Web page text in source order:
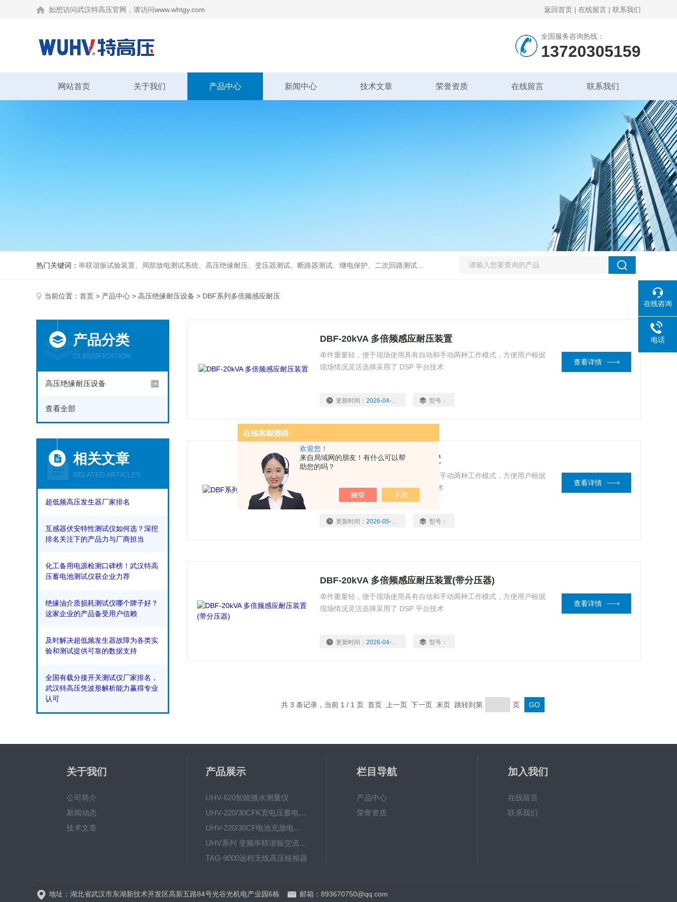
欢迎您！
来自局域网的朋友！有什么可以帮
助您的吗？
如想访问武汉特高压官网，请访问www.whtgy.com 返回首页 | 在线留言 | 联系我们
全国服务咨询热线：
13720305159
网站首页 关于我们 产品中心 新闻中心 技术文章 荣誉资质 在线留言 联系我们
热门关键词： 串联谐振试验装置、局部放电测试系统、高压绝缘耐压、变压器测试、断路器测试、继电保护、二次回路测试、电
当前位置： 首页 > 产品中心 > 高压绝缘耐压设备 > DBF系列多倍频感应耐压
产品分类
CLASSIFICATION
高压绝缘耐压设备
查看全部
相关文章
RELATED ARTICLES
超低频高压发生器厂家排名
互感器伏安特性测试仪如何选？深挖
排名关注下的产品力与厂商担当
化工备用电源检测口碑榜！武汉特高
压蓄电池测试仪获企业力荐
绝缘油介质损耗测试仪哪个牌子好？
这家企业的产品备受用户信赖
及时解决超低频发生器故障为各类实
验和测试提供可靠的数据支持
全国有载分接开关测试仪厂家排名，
武汉特高压凭波形解析能力赢得专业
认可
DBF-20kVA 多倍频感应耐压装置
单件重量轻，便于现场使用具有自动和手动两种工作模式，方便用户根据
现场情况灵活选择采用了 DSP 平台技术
更新时间：2026-04-15 型号：
查看详情
DBF系列 多倍频感应耐压装置
单件重量轻，便于现场使用具有自动和手动两种工作模式，方便用户根据
现场情况灵活选择采用了 DSP 平台技术
更新时间：2026-05-20 型号：
查看详情
DBF-20kVA 多倍频感应耐压装置(带分压器)
单件重量轻，便于现场使用具有自动和手动两种工作模式，方便用户根据
现场情况灵活选择采用了 DSP 平台技术
更新时间：2026-04-15 型号：
查看详情
共 3 条记录，当前 1 / 1 页 首页 上一页 下一页 末页 跳转到第 页
关于我们
公司简介
新闻动态
技术文章
产品展示
UHV-620智能微水测量仪
UHV-220/30CFK宽电压蓄电池充放电测试仪
UHV-220/30CF电池充放电测试仪
UHV系列 变频串联谐振交流耐压装置
TAG-9000远程无线高压核相器
栏目导航
产品中心
荣誉资质
加入我们
在线留言
联系我们
地址：湖北省武汉市东湖新技术开发区高新五路84号光谷光机电产业园6栋 邮箱：893670750@qq.com
在线咨询
电话